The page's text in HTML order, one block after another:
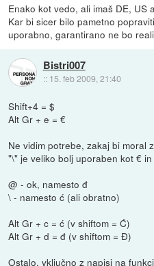
Enako kot vedo, ali imaš DE, US
Kar bi sicer bilo pametno
uporabno, garantirano ne bo
Bistri007
:: 15. feb 2009, 21:40
Shift+4 = $
Alt Gr + e = €
Ne vidim potrebe, zakaj bi moral
"\" je veliko bolj uporaben kot €
@ - ok, namesto đ
\ - namesto ć (ali obratno)
Alt Gr + c = ć (v shiftom = Ć)
Alt Gr + d = đ (v shiftom = Đ)
Ostalo, vključno z napisi na